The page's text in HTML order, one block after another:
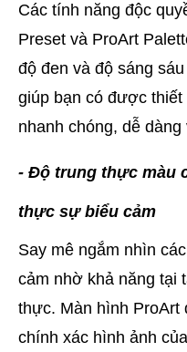
Các tính năng độc
Preset và ProArt
độ đen và độ sáng
giúp bạn có được thiết
nhanh chóng, dễ
- Độ trung thực màu
thực sự biểu cảm
Say mê ngắm nhìn
cảm nhờ khả năng tại
thực. Màn hình
chính xác hình ảnh